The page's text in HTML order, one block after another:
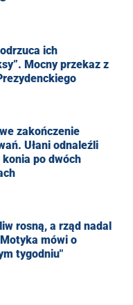
ich
Mocny przekaz z
zakończenie
Ułani odnaleźli
po dwóch
rosną, a rząd nadal
mówi o
tygodniu"